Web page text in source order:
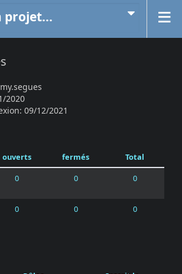
projet...
2020
09/12/2021
ouverts fermés
Total
0 0 0
0 0 0